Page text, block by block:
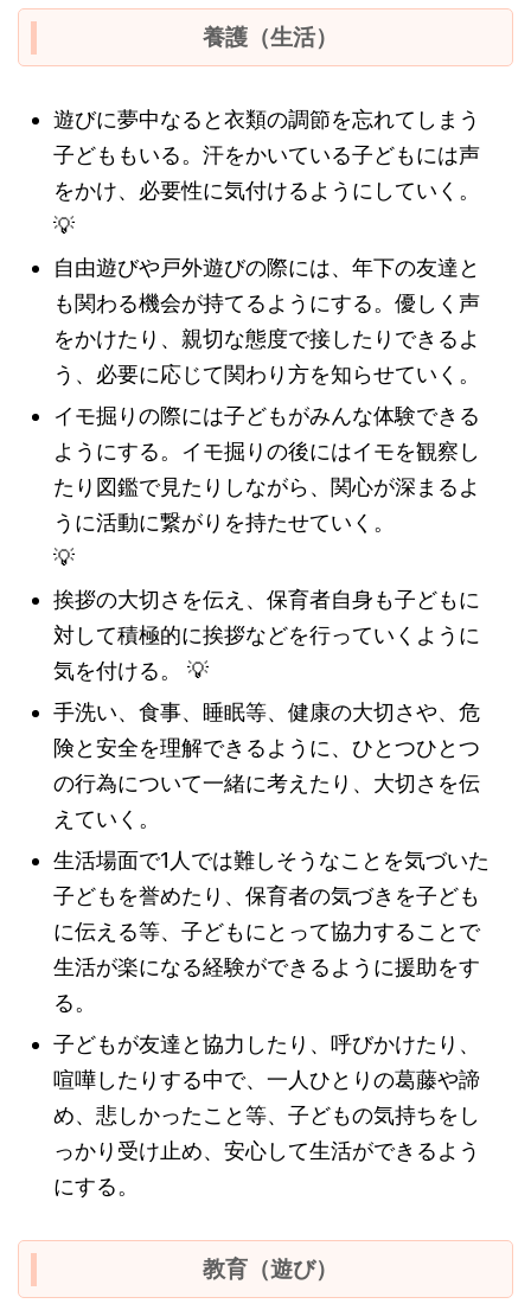
人間関係：
言葉：
表現：
養護（生活）
遊びに夢中なると衣類の調節を忘れてしまう
子どももいる。汗をかいている子どもには声
をかけ、必要性に気付けるようにしていく。
💡
自由遊びや戸外遊びの際には、年下の友達と
も関わる機会が持てるようにする。優しく声
をかけたり、親切な態度で接したりできるよ
う、必要に応じて関わり方を知らせていく。
イモ掘りの際には子どもがみんな体験できる
ようにする。イモ掘りの後にはイモを観察し
たり図鑑で見たりしながら、関心が深まるよ
うに活動に繋がりを持たせていく。
💡
挨拶の大切さを伝え、保育者自身も子どもに
対して積極的に挨拶などを行っていくように
気を付ける。 💡
手洗い、食事、睡眠等、健康の大切さや、危
険と安全を理解できるように、ひとつひとつ
の行為について一緒に考えたり、大切さを伝
えていく。
生活場面で1人では難しそうなことを気づいた
子どもを誉めたり、保育者の気づきを子ども
に伝える等、子どもにとって協力することで
生活が楽になる経験ができるように援助をす
る。
子どもが友達と協力したり、呼びかけたり、
喧嘩したりする中で、一人ひとりの葛藤や諦
め、悲しかったこと等、子どもの気持ちをし
っかり受け止め、安心して生活ができるよう
にする。
教育（遊び）